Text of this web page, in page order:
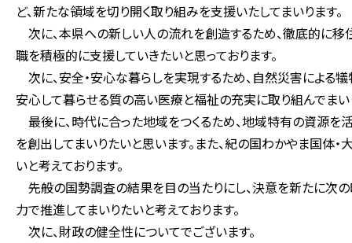
ど、新たな領域を切り開く取り組みを支援いたしてまいります。
次に、本県への新しい人の流れを創造するため、徹底的に
職を積極的に支援していきたいと思っております。
次に、安全・安心な暮らしを実現するため、自然災害によ
安心して暮らせる質の高い医療と福祉の充実に取り組んでまい
最後に、時代に合った地域をつくるため、地域特有の資源を
を創出してまいりたいと思います。また、紀の国わかやま国体
いと考えております。
先般の国勢調査の結果を目の当たりにし、決意を新たに次
力で推進してまいりたいと考えております。
次に、財政の健全性についてでございます。